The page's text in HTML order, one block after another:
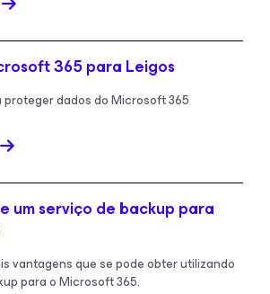
365 para Leigos
proteger dados do Microsoft 365
um serviço de backup para
vantagens que se pode obter utilizando
para o Microsoft 365.